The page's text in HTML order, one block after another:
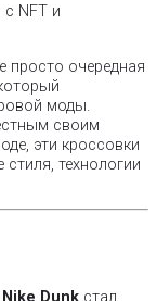
с NFT и
просто очередная
моды.
своим
эти кроссовки
технологии
Nike Dunk стал